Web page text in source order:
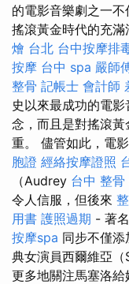
的電影音樂劇之一
搖滾黃金時代的充滿
燴 台北 台中按摩排
按摩 台中 spa 嚴師
整骨 記帳士 會計師
史以來最成功的電
念，而且是對搖滾
重。 儘管如此，電
胞證 經絡按摩證照
（Audrey 台中 整骨
令人信服，但後來
用書 護照過期 - 著
按摩spa 同步不僅
典女演員西爾維亞
更多地關注馬塞洛給